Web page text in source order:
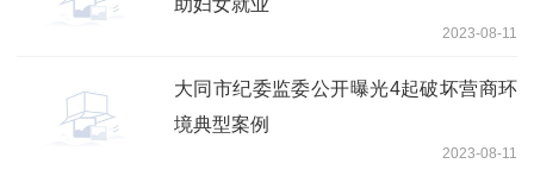
2023-08-11
大同市纪委监委公开曝光4起破坏营商环
境典型案例
2023-08-11